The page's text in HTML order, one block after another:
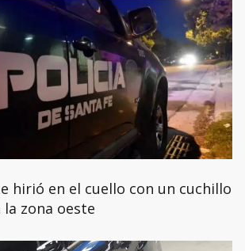
hirió en el cuello con un cuchillo
zona oeste